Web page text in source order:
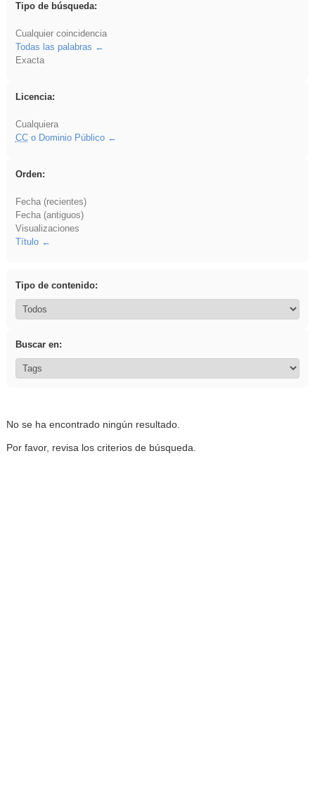
Tipo de búsqueda:
Cualquier coincidencia
Todas las palabras
Exacta
Licencia:
Cualquiera
CCo Dominio Público
Orden:
Fecha (recientes)
Fecha (antiguos)
Visualizaciones
Título
Tipo de contenido:
Buscar en:
No se ha encontrado ningún resultado.
Por favor, revisa los criterios de búsqueda.